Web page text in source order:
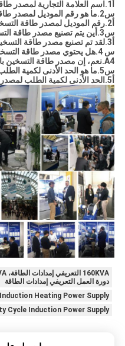
س2.ما هو رقم الموديل لمصدر طاقة التسخين بالحث هذا؟
س3.أين يتم تصنيع مصدر طاقة التسخين التعريفي هذا؟
س 4.هل يحتوي مصدر طاقة التسخين التعريفي هذا على أي شهادات؟
A4.نعم، إن مصدر طاقة التسخين بالحث هذا معتمد بـ CE وISO 9001.
س5.ما هو الحد الأدنى لكمية الطلب لمصدر طاقة التسخين التعريفي هذا؟
دورة العمل التعريفي إمدادات الطاقة
Heating Power Supply
Cycle Induction Power Supply